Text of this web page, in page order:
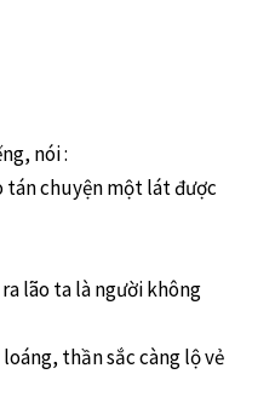
nói :
chuyện một lát được
lão ta là người không
thần sắc càng lộ vẻ